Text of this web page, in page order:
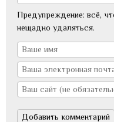
Предупреждение: всё,
нещадно удаляться.